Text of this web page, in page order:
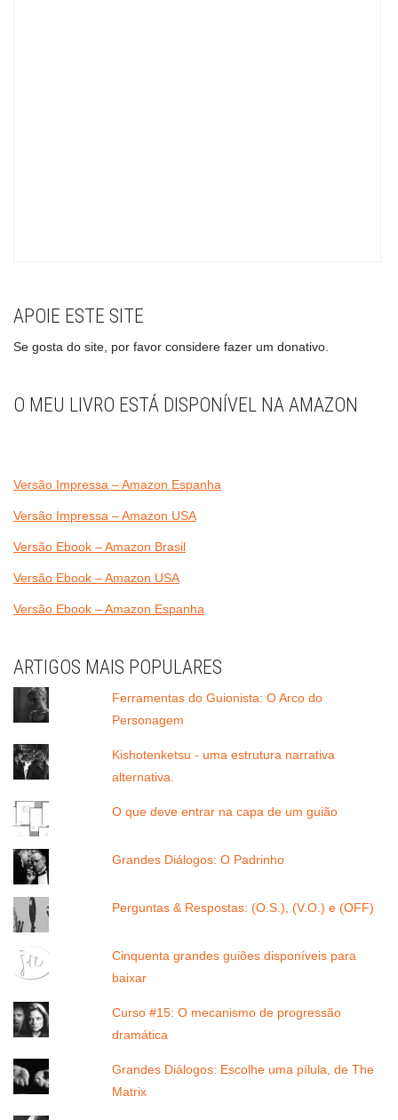
APOIE ESTE SITE
Se gosta do site, por favor considere fazer um donativo.
O MEU LIVRO ESTÁ DISPONÍVEL NA AMAZON
Versão Impressa – Amazon Espanha
Versão Impressa – Amazon USA
Versão Ebook – Amazon Brasil
Versão Ebook – Amazon USA
Versão Ebook – Amazon Espanha
ARTIGOS MAIS POPULARES
Ferramentas do Guionista: O Arco do
Personagem
Kishotenketsu - uma estrutura narrativa
alternativa.
O que deve entrar na capa de um guião
Grandes Diálogos: O Padrinho
Perguntas & Respostas: (O.S.), (V.O.) e (OFF)
Cinquenta grandes guiões disponíveis para
baixar
Curso #15: O mecanismo de progressão
dramática
Grandes Diálogos: Escolhe uma pílula, de The
Matrix